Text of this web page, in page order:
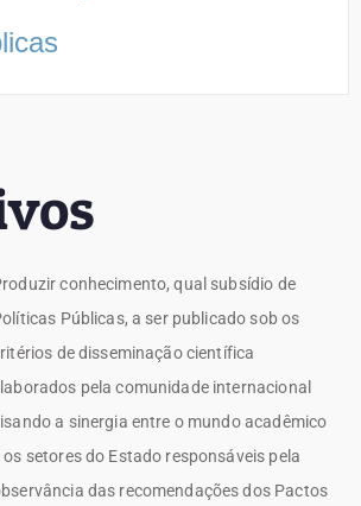
conhecimento, qual subsídio de
Públicas, a ser publicado sob os
de disseminação científica
pela comunidade internacional
a sinergia entre o mundo acadêmico
os setores do Estado responsáveis pela
das recomendações dos Pactos